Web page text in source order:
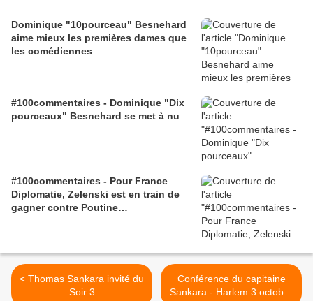
Dominique "10pourceau" Besnehard
aime mieux les premières dames que
les comédiennes
#100commentaires - Dominique "Dix
pourceaux" Besnehard se met à nu
#100commentaires - Pour France
Diplomatie, Zelenski est en train de
gagner contre Poutine…
< Thomas Sankara invité du
Soir 3
Conférence du capitaine
Sankara - Harlem 3 octobre